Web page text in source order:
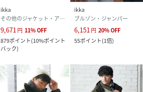
ikka
その他のジャケット・アウター
9,671円 11%OFF
879ポイント(10%ポイント
バック)
ikka
ブルゾン・ジャンパー
6,151円 20%OFF
55ポイント(1倍)